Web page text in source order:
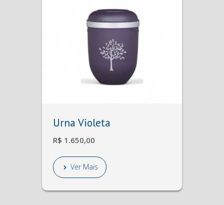
Urna Violeta
R$ 1.650,00
Ver Mais